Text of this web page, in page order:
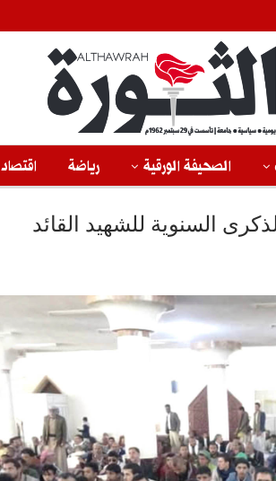
الصحيفة الورقية رياضة اقتصاد
السنوية للشهيد القائد